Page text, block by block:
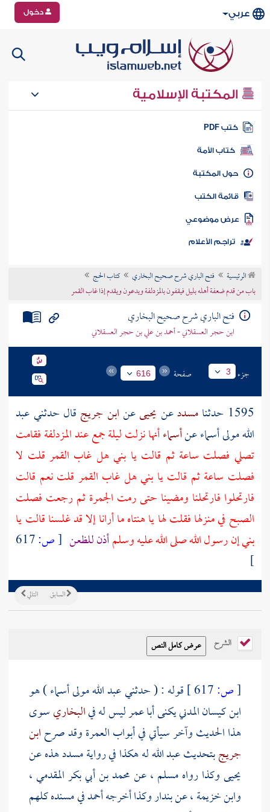
عربي دخول
المكتبة الإسلامية
كتب PDF
كتاب الأمة
المكتبة
الكتب
موضوعي
تراجم الأعلام
الرئيسية فتح الباري شرح صحيح البخاري
كتاب الحج
باب من قدم ضعفة أهله بليل فيقفون بالمزدلفة ويدعون ويقدم إذا غاب القمر
فتح الباري شرح صحيح البخاري
ابن حجر العسقلاني - أحمد بن علي بن حجر العسقلاني
جزء 3 صفحة 616
1595 حدثنا مسددعن يحيىعنابن جريج قال حدثنيعبد
اللهمولىأسماءعنأسماءأنها نزلت ليلةجمععندالمزدلفةفقامت
تصلي فصلت ساعة ثم قالت يا بني هل غاب القمر قلت لا
فصلت ساعة ثم قالت يا بني هل غاب القمر قلت نعم قالت
فارتحلوا فارتحلنا ومضينا حتى رمت الجمرةثم رجعت فصلت
الصبح في منزلها فقلت لها يا هنتاه ما أرانا إلا قد غلسنا قالت يا
بني إن رسول الله صلى الله عليه وسلمأذن للظعن [ص:617
]
التالي السابق
الشرح
[ص: قوله : ( حدثنيعبد الله مولى أسماء) هو
ابن كيسان المدني يكنى أبا عمر ليس له فيالبخاريسوى
هذا الحديث وآخر سيأتي في أبواب العمرة وقد صرحابن
جريجبتحديثعبد اللهله هكذا في روايةمسددهذه عن
يحيىوكذا رواهمسلم ، عنمحمد بن أبي بكر المقدمي،
وابن خزيمة، عنبنداروكذا أخرجهأحمدفي مسنده كلهم